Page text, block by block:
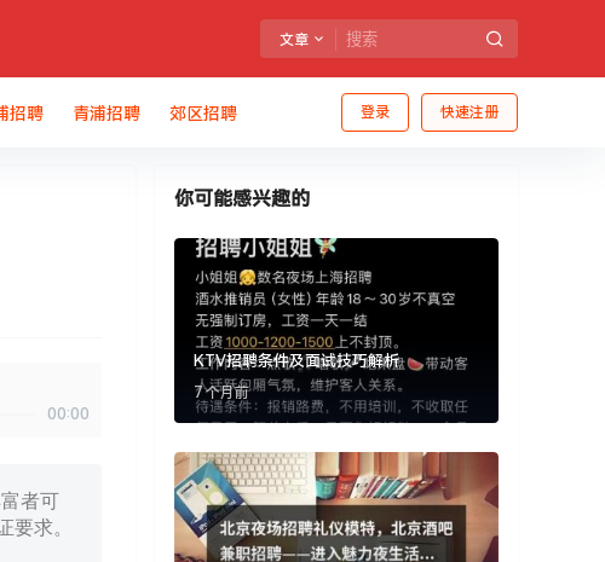
文章
登录 快速注册
招聘 青浦招聘 郊区招聘
00:00
者可
要求。
你可能感兴趣的
KTV招聘条件及面试技巧解析
7 个月前